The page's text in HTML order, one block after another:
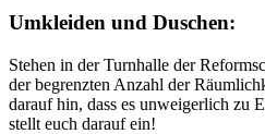
Umkleiden und Duschen:
Stehen in der Turnhalle der
der begrenzten Anzahl der
darauf hin, dass es unweigerlich zu
stellt euch darauf ein!